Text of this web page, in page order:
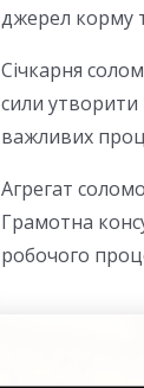
джерел корму
Січкарня
сили утворити
важливих
Агрегат
Грамотна
робочого